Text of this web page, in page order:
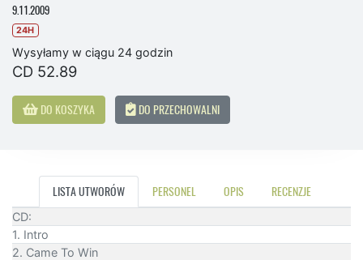
9.11.2009
24H
Wysyłamy w ciągu 24 godzin
CD 52.89
DO KOSZYKA DO PRZECHOWALNI
LISTA UTWORÓW PERSONEL OPIS RECENZJE
CD:
1. Intro
2. Came To Win